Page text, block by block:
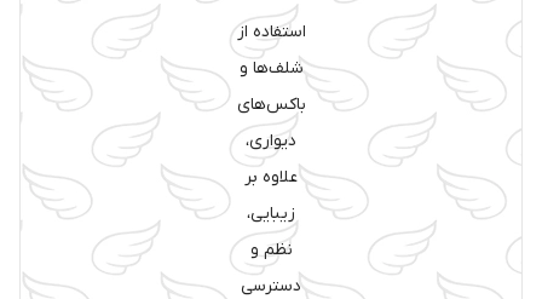
استفاده از
شلف‌ها و
باکس‌های
دیواری،
علاوه بر
زیبایی،
نظم و
دسترسی